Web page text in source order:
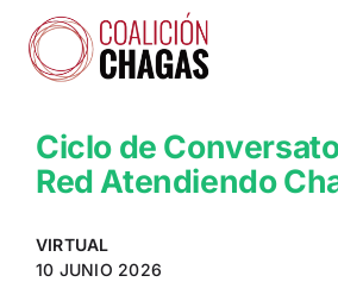
contenido
SOBRE NOSOTROS
Ciclo de
Red Atendiendo
VIRTUAL
10 JUNIO 2026